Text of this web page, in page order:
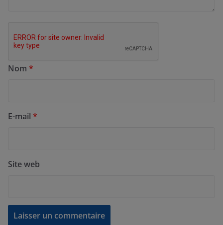
Nom *
E-mail *
Site web